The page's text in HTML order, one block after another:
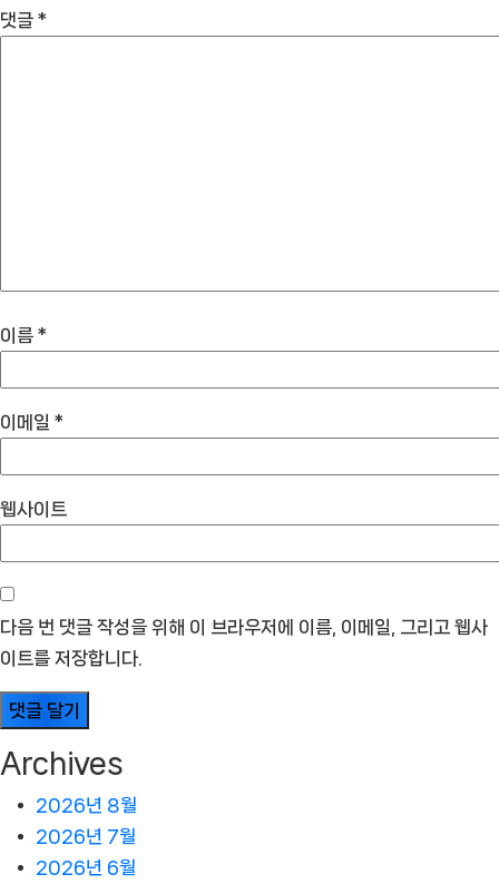
댓글 *
이름 *
이메일 *
웹사이트
다음 번 댓글 작성을 위해 이 브라우저에 이름, 이메일, 그리고 웹사
이트를 저장합니다.
Archives
2026년 8월
2026년 7월
2026년 6월